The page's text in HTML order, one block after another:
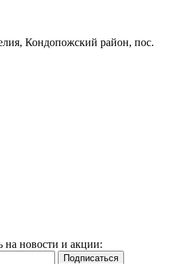
Кондопожский район, пос.
на новости и акции: